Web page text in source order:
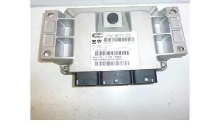
Min Konto
Privatlivspolitik
Vilkår og betingelser